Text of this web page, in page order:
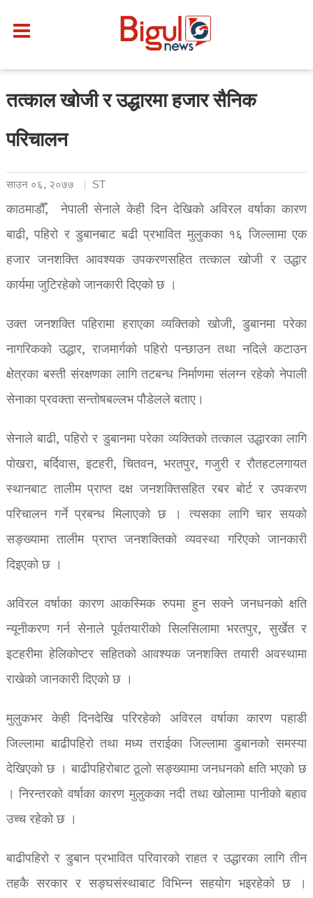
तत्काल खोजी र उद्धारमा हजार सैनिक
परिचालन
साउन ०६, २०७७ ST
काठमाडौँ, नेपाली सेनाले केही दिन देखिको अविरल वर्षाका कारण
बाढी, पहिरो र डुबानबाट बढी प्रभावित मुलुकका १६ जिल्लामा एक
हजार जनशक्ति आवश्यक उपकरणसहित तत्काल खोजी र उद्धार
कार्यमा जुटिरहेको जानकारी दिएको छ ।
उक्त जनशक्ति पहिरामा हराएका व्यक्तिको खोजी, डुबानमा परेका
नागरिकको उद्धार, राजमार्गको पहिरो पन्छाउन तथा नदिले कटाउन
क्षेत्रका बस्ती संरक्षणका लागि तटबन्ध निर्माणमा संलग्न रहेको नेपाली
सेनाका प्रवक्ता सन्तोषबल्लभ पौडेलले बताए।
सेनाले बाढी, पहिरो र डुबानमा परेका व्यक्तिको तत्काल उद्धारका लागि
पोखरा, बर्दिवास, इटहरी, चितवन, भरतपुर, गजुरी र रौतहटलगायत
स्थानबाट तालीम प्राप्त दक्ष जनशक्तिसहित रबर बोर्ट र उपकरण
परिचालन गर्ने प्रबन्ध मिलाएको छ । त्यसका लागि चार सयको
सङ्ख्यामा तालीम प्राप्त जनशक्तिको व्यवस्था गरिएको जानकारी
दिइएको छ ।
अविरल वर्षाका कारण आकस्मिक रुपमा हुन सक्ने जनधनको क्षति
न्यूनीकरण गर्न सेनाले पूर्वतयारीको सिलसिलामा भरतपुर, सुर्खेत र
इटहरीमा हेलिकोप्टर सहितको आवश्यक जनशक्ति तयारी अवस्थामा
राखेको जानकारी दिएको छ ।
मुलुकभर केही दिनदेखि परिरहेको अविरल वर्षाका कारण पहाडी
जिल्लामा बाढीपहिरो तथा मध्य तराईका जिल्लामा डुबानको समस्या
देखिएको छ । बाढीपहिरोबाट ठूलो सङ्ख्यामा जनधनको क्षति भएको छ
। निरन्तरको वर्षाका कारण मुलुकका नदी तथा खोलामा पानीको बहाव
उच्च रहेको छ ।
बाढीपहिरो र डुबान प्रभावित परिवारको राहत र उद्धारका लागि तीन
तहकै सरकार र सङ्घसंस्थाबाट विभिन्न सहयोग भइरहेको छ ।